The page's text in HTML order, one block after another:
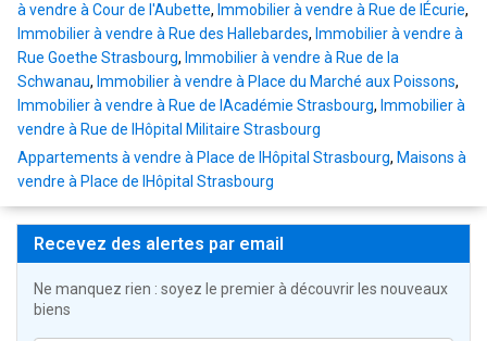
à vendre à Cour de l'Aubette, Immobilier à vendre à Rue de lÉcurie,
Immobilier à vendre à Rue des Hallebardes, Immobilier à vendre à
Rue Goethe Strasbourg, Immobilier à vendre à Rue de la
Schwanau, Immobilier à vendre à Place du Marché aux Poissons,
Immobilier à vendre à Rue de lAcadémie Strasbourg, Immobilier à
vendre à Rue de lHôpital Militaire Strasbourg
Appartements à vendre à Place de lHôpital Strasbourg, Maisons à
vendre à Place de lHôpital Strasbourg
Recevez des alertes par email
Ne manquez rien : soyez le premier à découvrir les nouveaux
biens